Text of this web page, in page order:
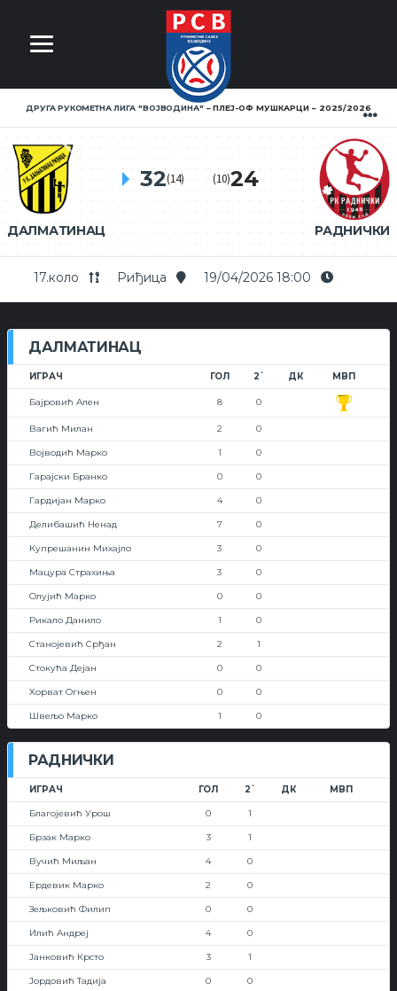
ДРУГА РУКОМЕТНА ЛИГА ''ВОЈВОДИНА'' ПЛЕЈ-ОФ МУШКАРЦИ 2025/2026
ДАЛМАТИНАЦ
32(14)
РАДНИЧКИ
(10)24
17.коло Риђица 19/04/2026 18:00
ДАЛМАТИНАЦ
ИГРАЧ ГОЛ 2` ДК МВП
Бајровић Ален 8 0
Вагић Милан 2 0
Војводић Марко 1 0
Гарајски Бранко 0 0
Гардијан Марко 4 0
Делибашић Ненад 7 0
Купрешанин Михајло 3 0
Мацура Страхиња 3 0
Олујић Марко 0 0
Рикало Данило 1 0
Станојевић Срђан 2 1
Стокућа Дејан 0 0
Хорват Огњен 0 0
Швељо Марко 1 0
РАДНИЧКИ
ИГРАЧ ГОЛ 2` ДК МВП
Благојевић Урош 0 1
Брзак Марко 3 1
Вучић Миљан 4 0
Ердевик Марко 2 0
Зељковић Филип 0 0
Илић Андреј 4 0
Јанковић Крсто 3 1
Јордовић Тадија 0 0